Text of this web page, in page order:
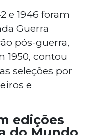
e 1946 foram
Guerra
pós-guerra,
1950, contou
seleções por
e
edições